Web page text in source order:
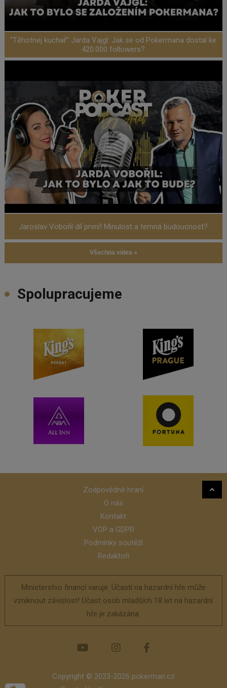
"Těhotnej kuchař" Jarda Vajgl: Jak se od Pokermana dostal ke
420.000 followers?
Jaroslav Vobořil díl první! Minulost a temná budoucnost?
Všechna videa »
Spolupracujeme
Zodpovědné hraní
O nás
Kontakt
VOP a GDPR
Podmínky soutěží
Redaktoři
Ministerstvo financí varuje: Účastí na hazardní hře může
vzniknout závislost! Účast osob mladších 18 let na hazardní
hře je zakázána.
Copyright © 2023-2026 pokerman.cz